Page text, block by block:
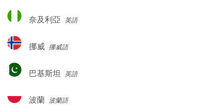
奈
及
亞
奈及利亞 英語
挪
威
挪威 挪威語
巴
基
坦
巴基斯坦 英語
波
蘭
波蘭 波蘭語